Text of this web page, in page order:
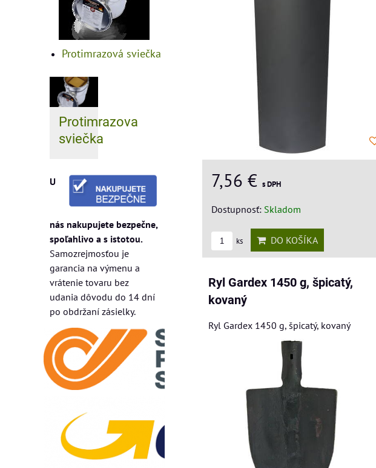
7,56 € s DPH
Dostupnosť: Skladom
ks DO KOŠÍKA
Ryl Gardex 1450 g, špicatý,
kovaný
Ryl Gardex 1450 g, špicatý, kovaný
Protimrazová sviečka
Protimrazova
sviečka
U
nás nakupujete bezpečne,
spoľahlivo a s istotou.
Samozrejmosťou je
garancia na výmenu a
vrátenie tovaru bez
udania dôvodu do 14 dní
po obdržaní zásielky.